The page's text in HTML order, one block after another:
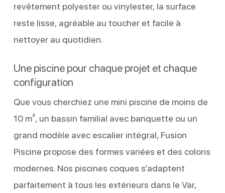
revêtement polyester ou vinylester, la surface
reste lisse, agréable au toucher et facile à
nettoyer au quotidien.
Une piscine pour chaque projet et chaque
configuration
Que vous cherchiez une mini piscine de moins de
10 m², un bassin familial avec banquette ou un
grand modèle avec escalier intégral, Fusion
Piscine propose des formes variées et des coloris
modernes. Nos piscines coques s’adaptent
parfaitement à tous les extérieurs dans le Var,